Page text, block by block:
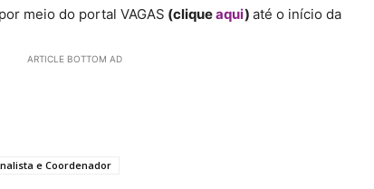
meio do portal VAGAS (cliqueaqui) até o início da
ARTICLE BOTTOM AD
e Coordenador